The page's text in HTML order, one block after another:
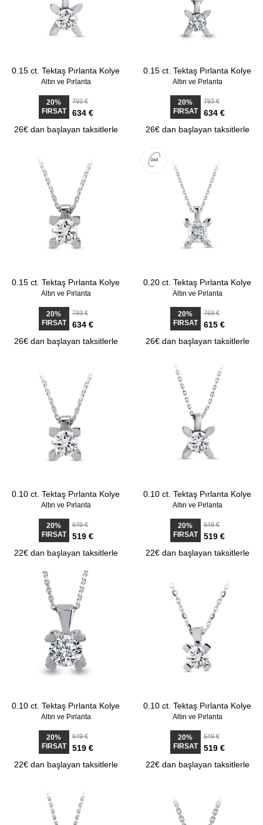
0.15 ct. Tektaş Pırlanta Kolye
Altın ve Pırlanta
20%
FIRSAT
793 €
634 €
26€ dan başlayan taksitlerle
0.15 ct. Tektaş Pırlanta Kolye
Altın ve Pırlanta
20%
FIRSAT
793 €
634 €
26€ dan başlayan taksitlerle
0.15 ct. Tektaş Pırlanta Kolye
Altın ve Pırlanta
20%
FIRSAT
793 €
634 €
26€ dan başlayan taksitlerle
0.20 ct. Tektaş Pırlanta Kolye
Altın ve Pırlanta
20%
FIRSAT
769 €
615 €
26€ dan başlayan taksitlerle
0.10 ct. Tektaş Pırlanta Kolye
Altın ve Pırlanta
20%
FIRSAT
649 €
519 €
22€ dan başlayan taksitlerle
0.10 ct. Tektaş Pırlanta Kolye
Altın ve Pırlanta
20%
FIRSAT
649 €
519 €
22€ dan başlayan taksitlerle
0.10 ct. Tektaş Pırlanta Kolye
Altın ve Pırlanta
20%
FIRSAT
649 €
519 €
22€ dan başlayan taksitlerle
0.10 ct. Tektaş Pırlanta Kolye
Altın ve Pırlanta
20%
FIRSAT
649 €
519 €
22€ dan başlayan taksitlerle